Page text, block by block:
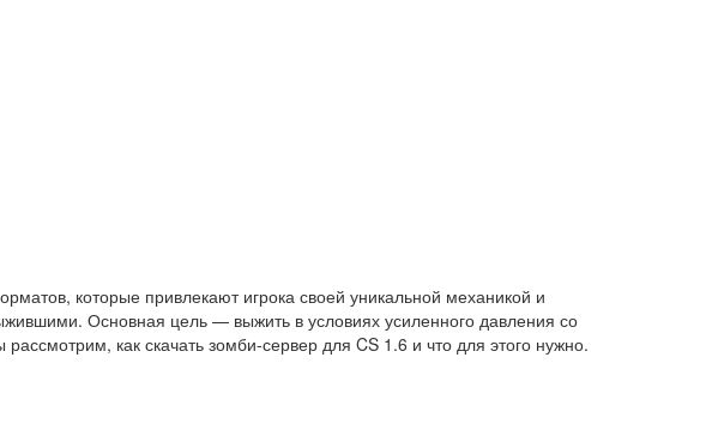
которые привлекают игрока своей уникальной механикой и
Основная цель — выжить в условиях усиленного давления со
как скачать зомби-сервер для CS 1.6 и что для этого нужно.